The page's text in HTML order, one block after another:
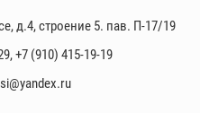
д.4, строение 5. пав. П-17/19
,+7 (910) 415-19-19